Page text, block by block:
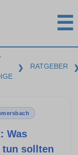
☰
❯ RATGEBER
Was
tun sollten